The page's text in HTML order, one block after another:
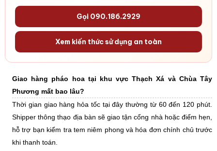
Gọi 090.186.2929
Xem kiến thức sử dụng an toàn
Giao hàng pháo hoa tại khu vực Thạch Xá và Chùa Tây
Phương mất bao lâu?
Thời gian giao hàng hỏa tốc tại đây thường từ 60 đến 120 phút.
Shipper thông thạo địa bàn sẽ giao tận cổng nhà hoặc điểm hẹn,
hỗ trợ bạn kiểm tra tem niêm phong và hóa đơn chính chủ trước
khi thanh toán.